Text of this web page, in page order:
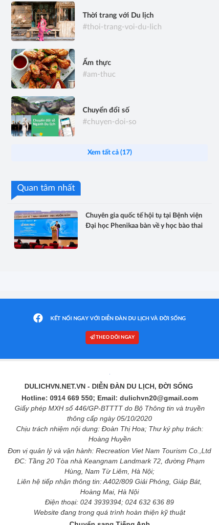
Thời trang với Du lịch
#thoi-trang-voi-du-lich
Ẩm thực
#am-thuc
Chuyển đổi số
#chuyen-doi-so
Xem tất cả (17)
Quan tâm nhất
Chuyên gia quốc tế hội tụ tại Bệnh viện
Đại học Phenikaa bàn về y học bào thai
KẾT NỐI NGAY VỚI DIỄN ĐÀN DU LỊCH VÀ ĐỜI SỐNG
THEO DÕI NGAY
DULICHVN.NET.VN- DIỄN ĐÀN DU LỊCH, ĐỜI SỐNG
Hotline: 0914 669 550; Email: dulichvn20@gmail.com
Giấy phép MXH số 446/GP-BTTTT do Bộ Thông tin và truyền
thông cấp ngày 05/10/2020
Chịu trách nhiệm nội dung: Đoàn Thị Hoa; Thư ký phụ trách:
Hoàng Huyền
Đơn vị quản lý và vận hành: Recreation Viet Nam Tourism Co.,Ltd
ĐC: Tầng 20 Tòa nhà Keangnam Landmark 72, đường Phạm
Hùng, Nam Từ Liêm, Hà Nội;
Liên hệ tiếp nhận thông tin: A402/809 Giải Phóng, Giáp Bát,
Hoàng Mai, Hà Nội
Điện thoại: 024 3939394; 024 632 636 89
Website đang trong quá trình hoàn thiện kỹ thuật